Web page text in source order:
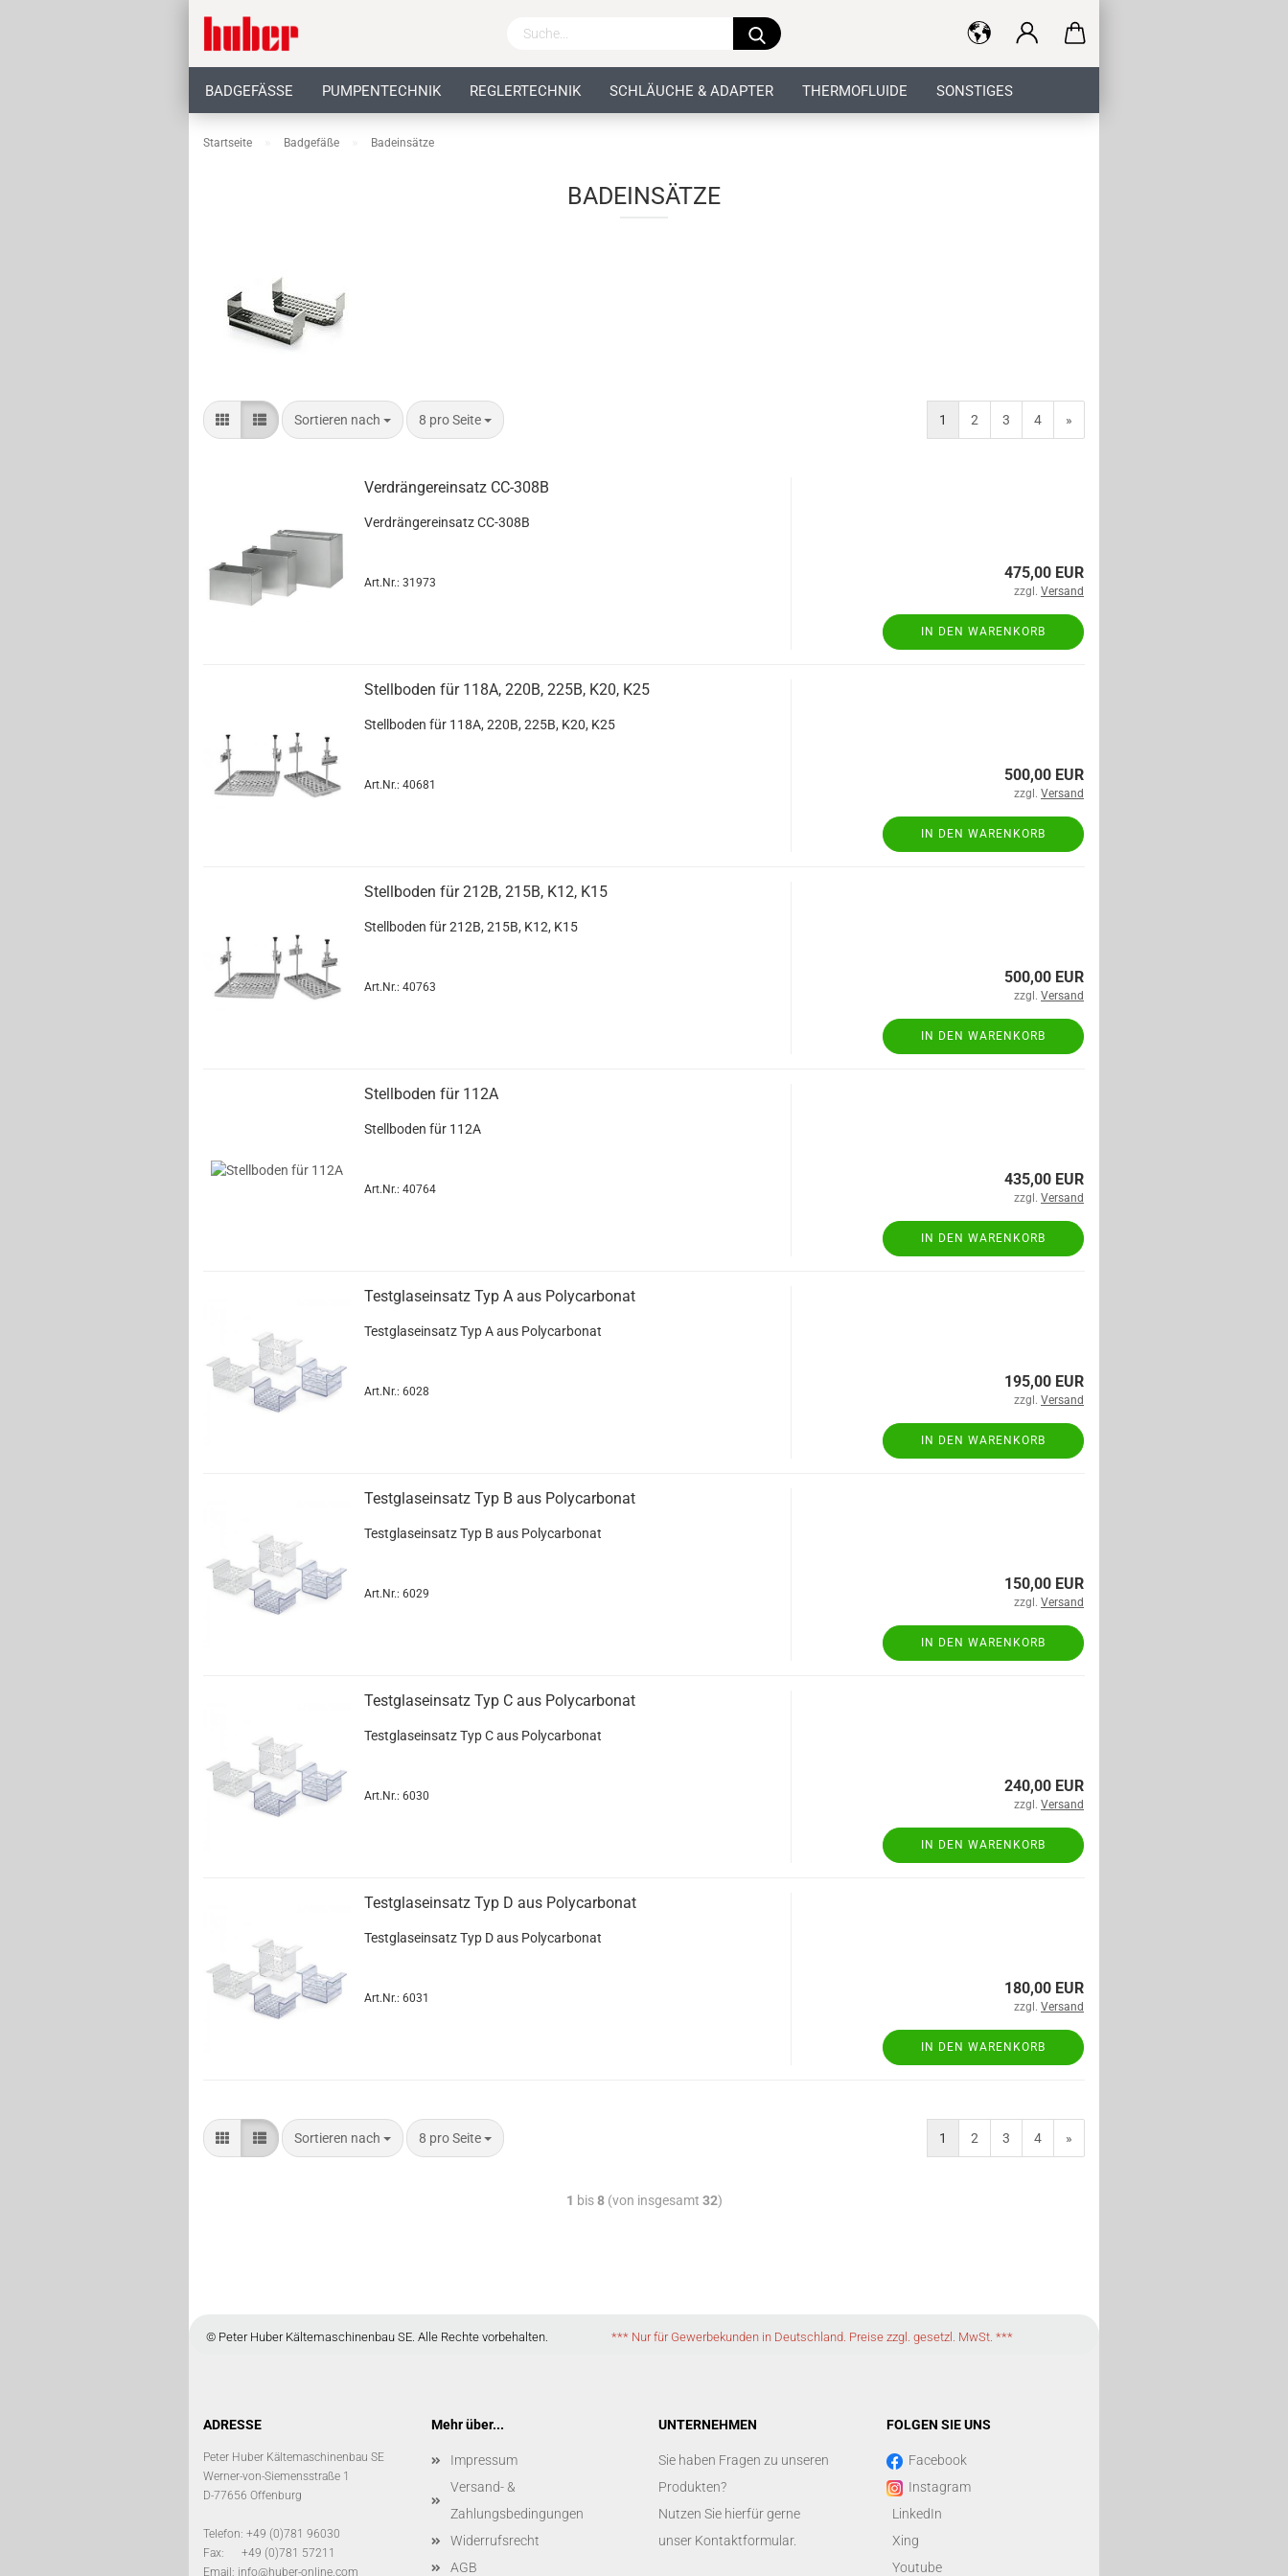
BADGEFÄSSE PUMPENTECHNIK REGLERTECHNIK SCHLÄUCHE & ADAPTER THERMOFLUIDE SONSTIGES
Startseite Badgefäße Badeinsätze
BADEINSÄTZE
Sortieren nach 8 pro Seite 1 2 3 4 »
Verdrängereinsatz CC-308B
Verdrängereinsatz CC-308B
Art.Nr.: 31973
475,00 EUR
zzgl. Versand
IN DEN WARENKORB
Stellboden für 118A, 220B, 225B, K20, K25
Stellboden für 118A, 220B, 225B, K20, K25
Art.Nr.: 40681
500,00 EUR
zzgl. Versand
IN DEN WARENKORB
Stellboden für 212B, 215B, K12, K15
Stellboden für 212B, 215B, K12, K15
Art.Nr.: 40763
500,00 EUR
zzgl. Versand
IN DEN WARENKORB
Stellboden für 112A
Stellboden für 112A
Art.Nr.: 40764
435,00 EUR
zzgl. Versand
IN DEN WARENKORB
Testglaseinsatz Typ A aus Polycarbonat
Testglaseinsatz Typ A aus Polycarbonat
Art.Nr.: 6028
195,00 EUR
zzgl. Versand
IN DEN WARENKORB
Testglaseinsatz Typ B aus Polycarbonat
Testglaseinsatz Typ B aus Polycarbonat
Art.Nr.: 6029
150,00 EUR
zzgl. Versand
IN DEN WARENKORB
Testglaseinsatz Typ C aus Polycarbonat
Testglaseinsatz Typ C aus Polycarbonat
Art.Nr.: 6030
240,00 EUR
zzgl. Versand
IN DEN WARENKORB
Testglaseinsatz Typ D aus Polycarbonat
Testglaseinsatz Typ D aus Polycarbonat
Art.Nr.: 6031
180,00 EUR
zzgl. Versand
IN DEN WARENKORB
Sortieren nach 8 pro Seite 1 2 3 4 »
1 bis8(von insgesamt 32)
© Peter Huber Kältemaschinenbau SE. Alle Rechte vorbehalten. *** Nur für Gewerbekunden in Deutschland. Preise zzgl. gesetzl. MwSt. ***
ADRESSE
Peter Huber Kältemaschinenbau SE
Werner-von-Siemensstraße 1
D-77656 Offenburg
Telefon: +49 (0)781 96030
Fax: +49 (0)781 57211
Email: info@huber-online.com
Mehr über...
Impressum
Versand- &
Zahlungsbedingungen
Widerrufsrecht
AGB
UNTERNEHMEN
Sie haben Fragen zu unseren
Produkten?
Nutzen Sie hierfür gerne
unser Kontaktformular.
FOLGEN SIE UNS
Facebook
Instagram
LinkedIn
Xing
Youtube